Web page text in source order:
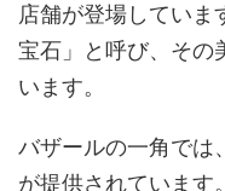
店舗が登場していま
宝石」と呼び、その
います。
バザールの一角では
が提供されています